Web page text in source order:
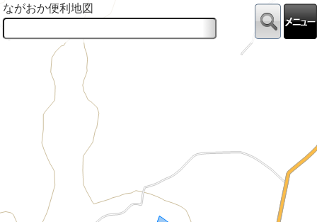
ながおか便利地図